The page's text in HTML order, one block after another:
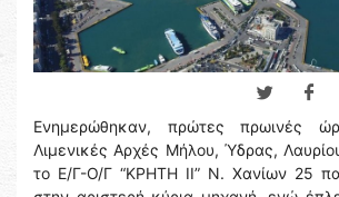
Ενημερώθηκαν, πρώτες πρωινές
Λιμενικές Αρχές Μήλου, Ύδρας,
το Ε/Γ-Ο/Γ “ΚΡΗΤΗ ΙΙ” Ν. Χανίων 25